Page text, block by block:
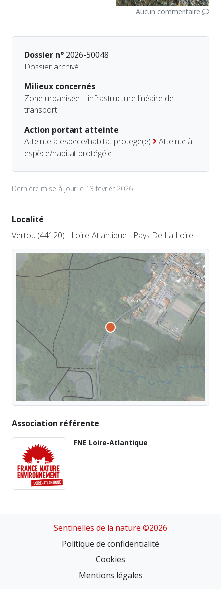
Aucun commentaire
Dossier n° 2026-50048
Dossier archivé
Milieux concernés
Zone urbanisée – infrastructure linéaire de
transport
Action portant atteinte
Atteinte à espèce/habitat protégé(e)
Atteinte à
espèce/habitat protégé.e
Dernière mise à jour le 13 février 2026
Localité
Vertou (44120) - Loire-Atlantique - Pays De La Loire
Association référente
FNE Loire-Atlantique
Sentinelles de la nature ©2026
Politique de confidentialité
Cookies
Mentions légales